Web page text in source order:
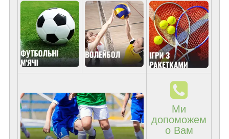
Ми
допоможем
о Вам